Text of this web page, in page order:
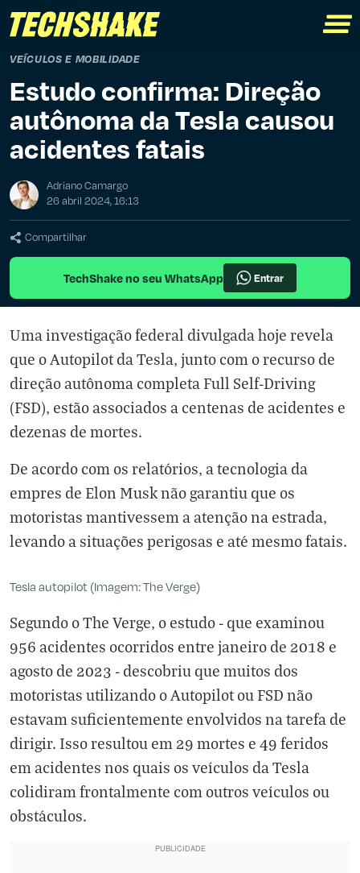
VEÍCULOS E MOBILIDADE
Estudo confirma: Direção
autônoma da Tesla causou
acidentes fatais
Adriano Camargo
26 abril 2024, 16:13
Compartilhar
TechShake no seu WhatsApp Entrar
Uma investigação federal divulgada hoje revela
que o Autopilot da Tesla, junto com o recurso de
direção autônoma completa Full Self-Driving
(FSD), estão associados a centenas de acidentes e
dezenas de mortes.
De acordo com os relatórios, a tecnologia da
empres de Elon Musk não garantiu que os
motoristas mantivessem a atenção na estrada,
levando a situações perigosas e até mesmo fatais.
Tesla autopilot (Imagem: The Verge)
Segundo o The Verge, o estudo - que examinou
956 acidentes ocorridos entre janeiro de 2018 e
agosto de 2023 - descobriu que muitos dos
motoristas utilizando o Autopilot ou FSD não
estavam suficientemente envolvidos na tarefa de
dirigir. Isso resultou em 29 mortes e 49 feridos
em acidentes nos quais os veículos da Tesla
colidiram frontalmente com outros veículos ou
obstáculos.